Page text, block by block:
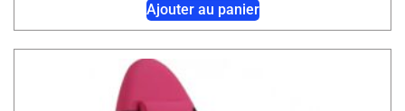
Ajouter au panier